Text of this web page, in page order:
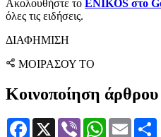
Ακολουθήστε το ENIKOS στο
όλες τις ειδήσεις.
ΔΙΑΦΗΜΙΣΗ
ΜΟΙΡΑΣΟΥ ΤΟ
Κοινοποίηση άρθρου
Facebook
X Viber WhatsApp
Email